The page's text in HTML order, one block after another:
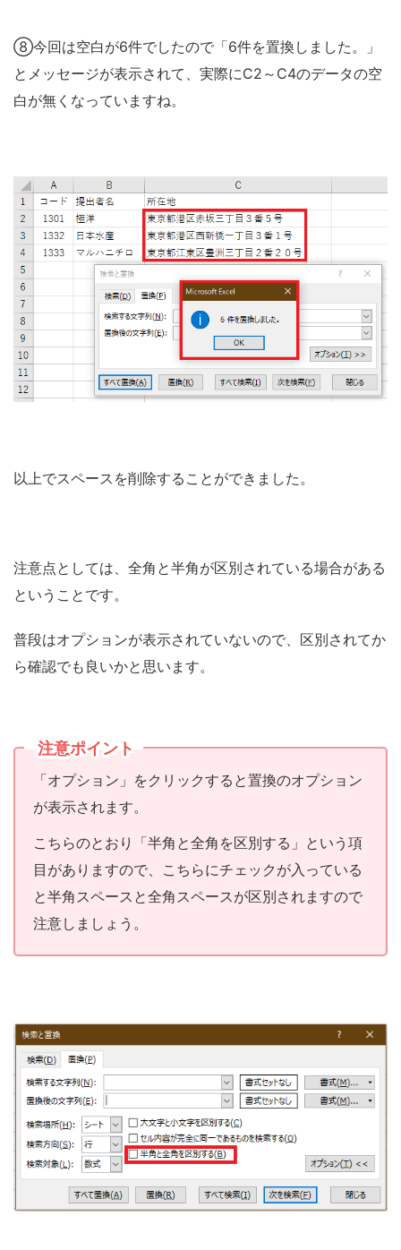
⑧今回は空白が6件でしたので「6件を置換しました。」
とメッセージが表示されて、実際にC2～C4のデータの空
白が無くなっていますね。
以上でスペースを削除することができました。
注意点としては、全角と半角が区別されている場合がある
ということです。
普段はオプションが表示されていないので、区別されてか
ら確認でも良いかと思います。
注意ポイント
「オプション」をクリックすると置換のオプション
が表示されます。
こちらのとおり「半角と全角を区別する」という項
目がありますので、こちらにチェックが入っている
と半角スペースと全角スペースが区別されますので
注意しましょう。